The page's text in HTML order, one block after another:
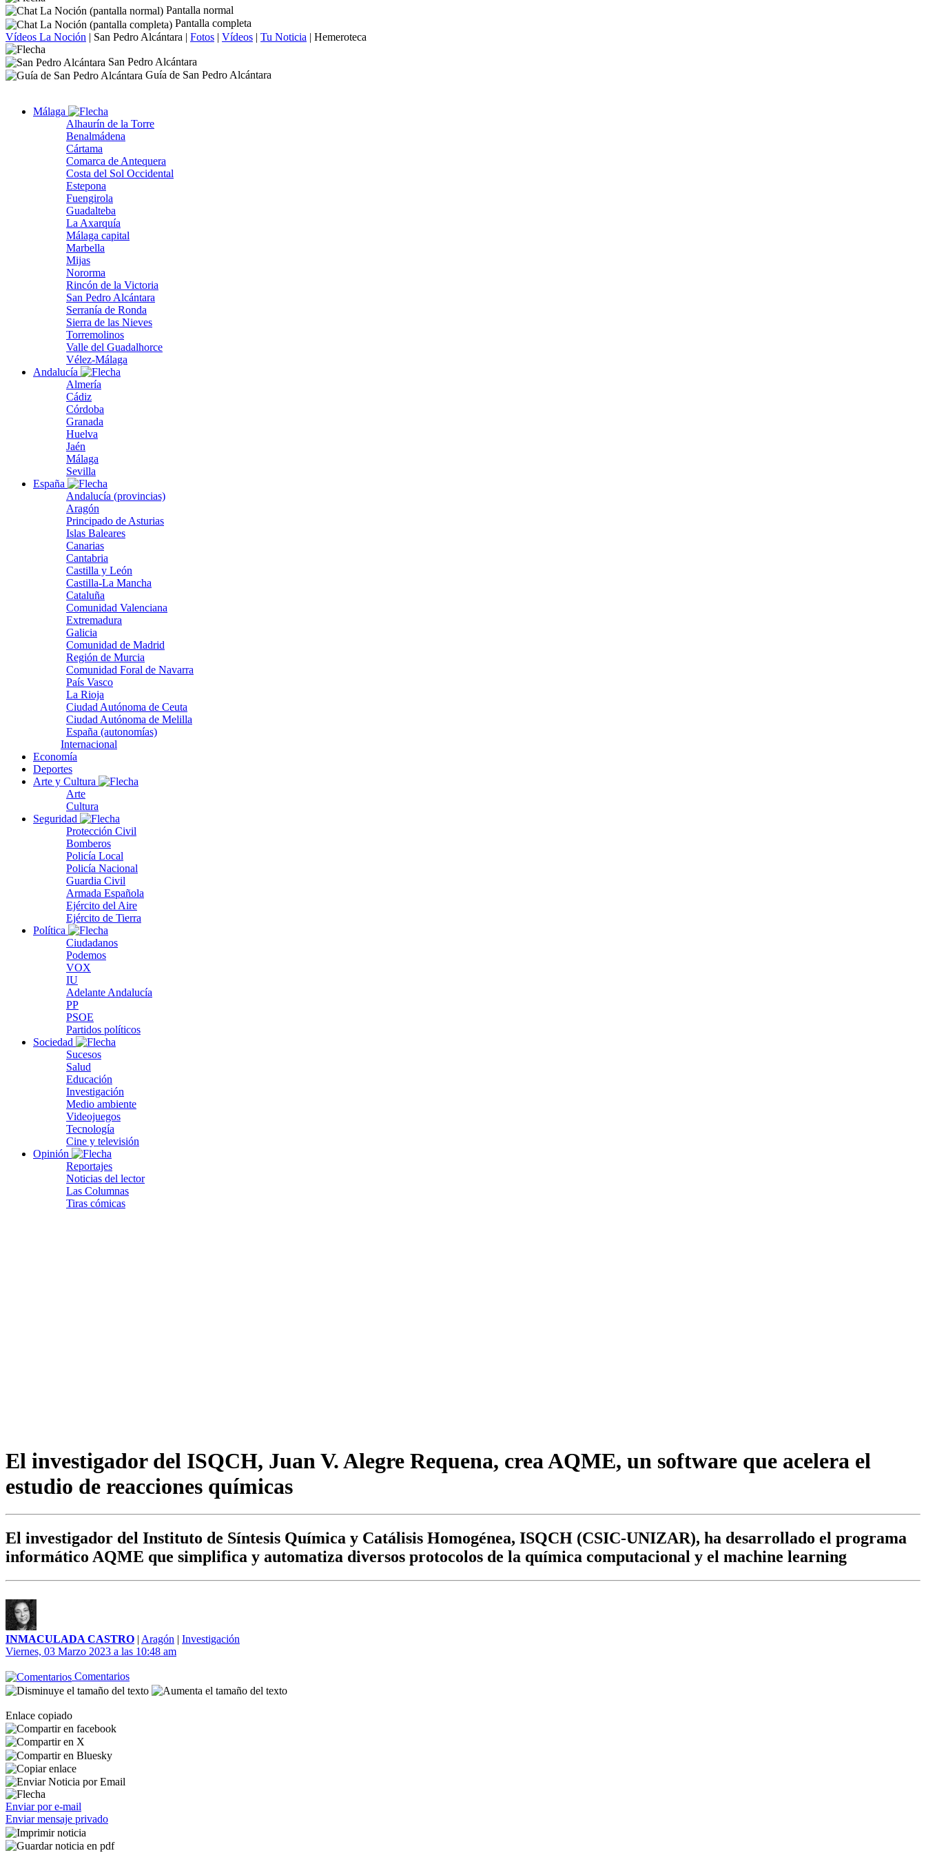
Pantalla normal
Pantalla completa
Vídeos La Noción | San Pedro Alcántara | Fotos | Vídeos | Tu Noticia | Hemeroteca
San Pedro Alcántara
Guía de San Pedro Alcántara
Málaga
Alhaurín de la Torre
Benalmádena
Cártama
Comarca de Antequera
Costa del Sol Occidental
Estepona
Fuengirola
Guadalteba
La Axarquía
Málaga capital
Marbella
Mijas
Nororma
Rincón de la Victoria
San Pedro Alcántara
Serranía de Ronda
Sierra de las Nieves
Torremolinos
Valle del Guadalhorce
Vélez-Málaga
Andalucía
Almería
Cádiz
Córdoba
Granada
Huelva
Jaén
Málaga
Sevilla
España
Andalucía (provincias)
Aragón
Principado de Asturias
Islas Baleares
Canarias
Cantabria
Castilla y León
Castilla-La Mancha
Cataluña
Comunidad Valenciana
Extremadura
Galicia
Comunidad de Madrid
Región de Murcia
Comunidad Foral de Navarra
País Vasco
La Rioja
Ciudad Autónoma de Ceuta
Ciudad Autónoma de Melilla
España (autonomías)
Internacional
Economía
Deportes
Arte y Cultura
Arte
Cultura
Seguridad
Protección Civil
Bomberos
Policía Local
Policía Nacional
Guardia Civil
Armada Española
Ejército del Aire
Ejército de Tierra
Política
Ciudadanos
Podemos
VOX
IU
Adelante Andalucía
PP
PSOE
Partidos políticos
Sociedad
Sucesos
Salud
Educación
Investigación
Medio ambiente
Videojuegos
Tecnología
Cine y televisión
Opinión
Reportajes
Noticias del lector
Las Columnas
Tiras cómicas
El investigador del ISQCH, Juan V. Alegre Requena, crea AQME, un software que acelera el
estudio de reacciones químicas
El investigador del Instituto de Síntesis Química y Catálisis Homogénea, ISQCH (CSIC-UNIZAR), ha desarrollado el programa
informático AQME que simplifica y automatiza diversos protocolos de la química computacional y el machine learning
INMACULADA CASTRO | Aragón | Investigación
Viernes, 03 Marzo 2023 a las 10:48 am
Comentarios
Enlace copiado
Enviar por e-mail
Enviar mensaje privado